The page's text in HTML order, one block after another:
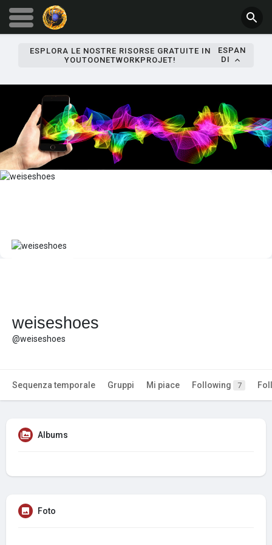
ESPLORA LE NOSTRE RISORSE GRATUITE IN
YOUTOONETWORKPROJET!
ESPAN
DI
weiseshoes
@weiseshoes
Sequenza temporale Gruppi Mi piace Following 7
Albums
Foto